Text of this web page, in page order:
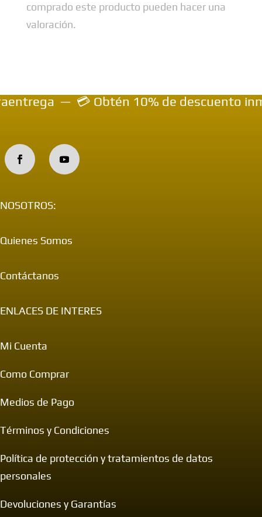
comprado este producto pueden hacer una
valoración.
— 💳 Obtén 10% de descuento
NOSOTROS:
Quienes Somos
Contáctanos
ENLACES DE INTERES
Mi Cuenta
Como Comprar
Medios de Pago
Términos y Condiciones
Política de protección y tratamientos de datos
personales
Devoluciones y Garantías